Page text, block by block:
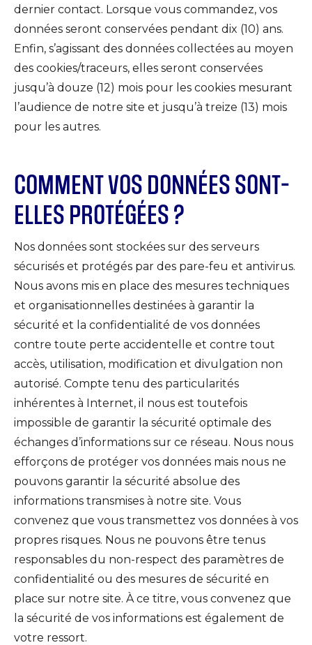
dernier contact. Lorsque vous commandez, vos
données seront conservées pendant dix (10) ans.
Enfin, s’agissant des données collectées au moyen
des cookies/traceurs, elles seront conservées
jusqu’à douze (12) mois pour les cookies mesurant
l’audience de notre site et jusqu’à treize (13) mois
pour les autres.
COMMENT VOS DONNÉES SONT-
ELLES PROTÉGÉES ?
Nos données sont stockées sur des serveurs
sécurisés et protégés par des pare-feu et antivirus.
Nous avons mis en place des mesures techniques
et organisationnelles destinées à garantir la
sécurité et la confidentialité de vos données
contre toute perte accidentelle et contre tout
accès, utilisation, modification et divulgation non
autorisé. Compte tenu des particularités
inhérentes à Internet, il nous est toutefois
impossible de garantir la sécurité optimale des
échanges d’informations sur ce réseau. Nous nous
efforçons de protéger vos données mais nous ne
pouvons garantir la sécurité absolue des
informations transmises à notre site. Vous
convenez que vous transmettez vos données à vos
propres risques. Nous ne pouvons être tenus
responsables du non-respect des paramètres de
confidentialité ou des mesures de sécurité en
place sur notre site. À ce titre, vous convenez que
la sécurité de vos informations est également de
votre ressort.